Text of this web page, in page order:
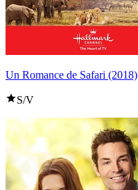
Un Romance de Safari (2018)
S/V